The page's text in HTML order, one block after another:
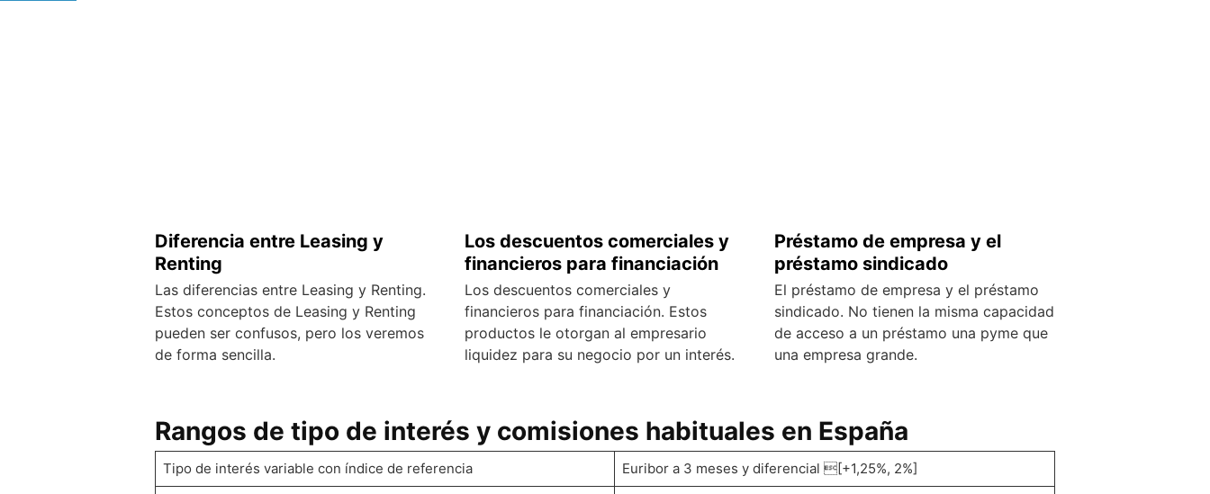
Diferencia entre Leasing y
Renting
Las diferencias entre Leasing y Renting.
Estos conceptos de Leasing y Renting
pueden ser confusos, pero los veremos
de forma sencilla.
Los descuentos comerciales y
financieros para financiación
Los descuentos comerciales y
financieros para financiación. Estos
productos le otorgan al empresario
liquidez para su negocio por un interés.
Préstamo de empresa y el
préstamo sindicado
El préstamo de empresa y el préstamo
sindicado. No tienen la misma capacidad
de acceso a un préstamo una pyme que
una empresa grande.
Rangos de tipo de interés y comisiones habituales en España
Tipo de interés variable con índice de referencia Euribor a 3 meses y diferencial [+1,25%, 2%]